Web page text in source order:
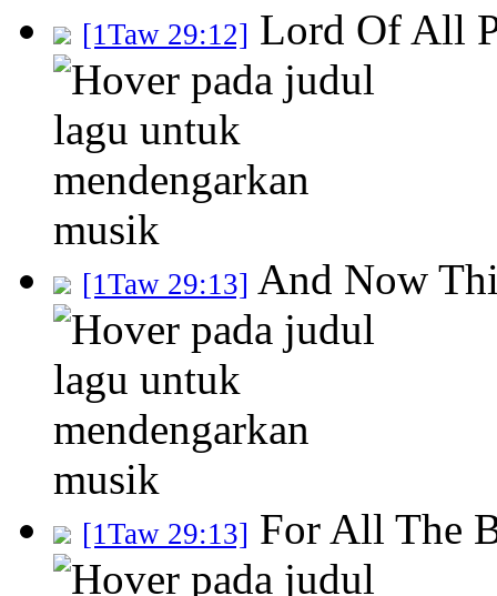
[1Taw 29:12] Lord Of All
[1Taw 29:13] And Now
[1Taw 29:13] For All The